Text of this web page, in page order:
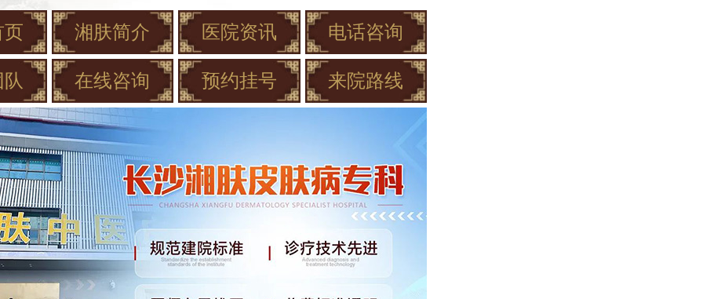
页 湘肤简介 医院资讯 电话咨询
在线咨询 预约挂号 来院路线